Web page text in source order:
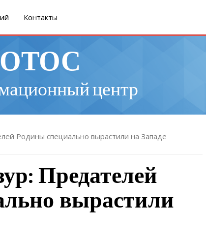
Контакты
центр
Родины специально вырастили на Западе
Предателей
вырастили